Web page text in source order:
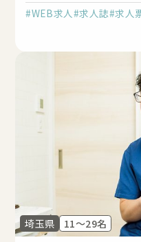
#WEB求人 #求人誌#求人
埼玉県 11～29名